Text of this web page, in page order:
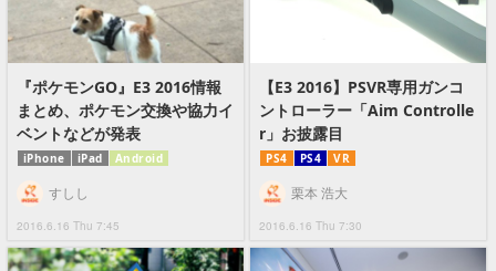
『ポケモンGO』E3 2016情報
まとめ、ポケモン交換や協力イ
ベントなどが発表
iPhone iPad Android
2016.6.16 Thu 7:45
すしし
【E3 2016】PSVR専用ガンコ
ントローラー「Aim Controlle
r」お披露目
PS4 PS4 VR
2016.6.16 Thu 7:30
栗本 浩大